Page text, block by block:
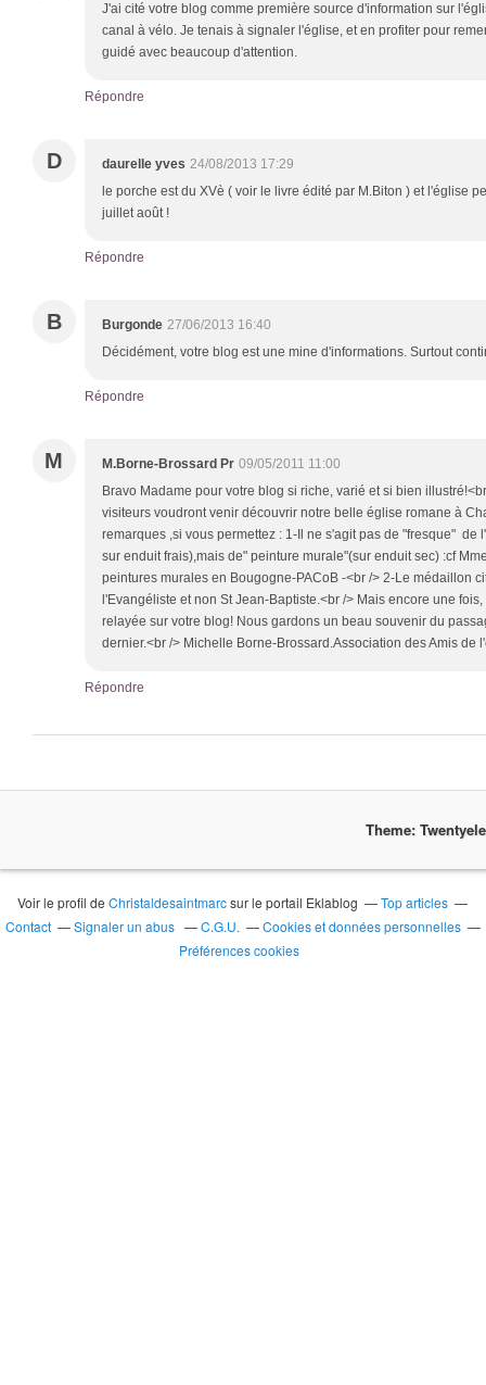
J'ai cité votre blog comme première source d'information sur
canal à vélo. Je tenais à signaler l'église, et en profiter pour
guidé avec beaucoup d'attention.
Répondre
D daurelle yves 24/08/2013 17:29
le porche est du XVè ( voir le livre édité par M.Biton ) et l'église
juillet août !
Répondre
B Burgonde 27/06/2013 16:40
Décidément, votre blog est une mine d'informations. Surtout
Répondre
M M.Borne-Brossard Pr 09/05/2011 11:00
Bravo Madame pour votre blog si riche, varié et si bien
visiteurs voudront venir découvrir notre belle église romane à
remarques ,si vous permettez : 1-Il ne s'agit pas de "fresque" de
sur enduit frais),mais de" peinture murale"(sur enduit sec) :cf
peintures murales en Bougogne-PACoB -<br /> 2-Le médaillon
l'Evangéliste et non St Jean-Baptiste.<br /> Mais encore une
relayée sur votre blog! Nous gardons un beau souvenir du
dernier.<br /> Michelle Borne-Brossard.Association des Amis de
Répondre
Theme:
Voir le profil deChristaldesaintmarcsur le portail Eklablog
Top articles
Contact
Signaler un abus C.G.U.
Cookies et données personnelles
Préférences cookies